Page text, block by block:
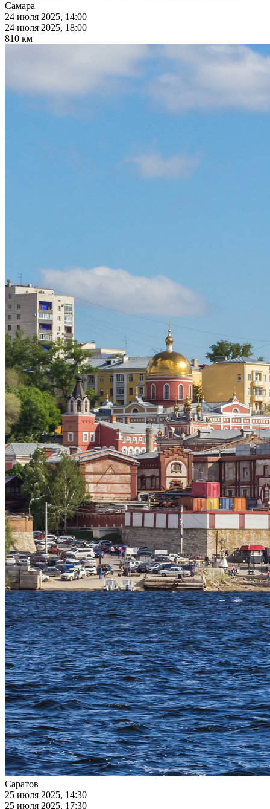
Самара
24 июля 2025, 14:00
24 июля 2025, 18:00
810 км
Саратов
25 июля 2025, 14:30
25 июля 2025, 17:30